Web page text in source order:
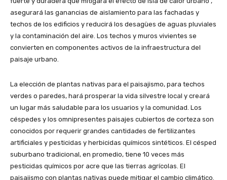
asegurará las ganancias de aislamiento para las fachadas y
techos de los edificios y reducirá los desagües de aguas pluviales
y la contaminación del aire. Los techos y muros vivientes se
convierten en componentes activos de la infraestructura del
paisaje urbano.
La elección de plantas nativas para el paisajismo, para techos
verdes o paredes, hará prosperar la vida silvestre local y creará
un lugar más saludable para los usuarios y la comunidad. Los
céspedes y los omnipresentes paisajes cubiertos de corteza son
conocidos por requerir grandes cantidades de fertilizantes
artificiales y pesticidas y herbicidas químicos sintéticos. El césped
suburbano tradicional, en promedio, tiene 10 veces más
pesticidas químicos por acre que las tierras agrícolas. El
paisajismo con plantas nativas puede mitigar el cambio climático.